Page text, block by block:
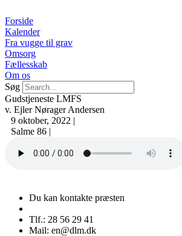
til
indhold
Forside
Kalender
Fra vugge til grav
Omsorg
Fællesskab
Om os
Søg
Gudstjeneste LMFS
v. Ejler Nørager Andersen
9 oktober, 2022 |
Salme 86 |
Du kan kontakte præsten
Tlf.: 28 56 29 41
Mail: en@dlm.dk